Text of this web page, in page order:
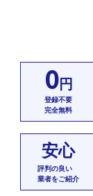
0円
登録不要
完全無料
安心
評判の良い
業者をご紹介